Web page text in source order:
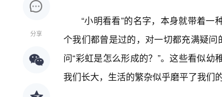
分享
“小明看看”的名字，本身就带着
个我们都曾是过的，对一切都充满疑
问“彩虹是怎么形成的？”。这些看似
我们长大，生活的繁杂似乎磨平了我们